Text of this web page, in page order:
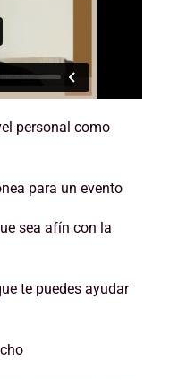
personal como
para un evento
sea afín con la
te puedes ayudar